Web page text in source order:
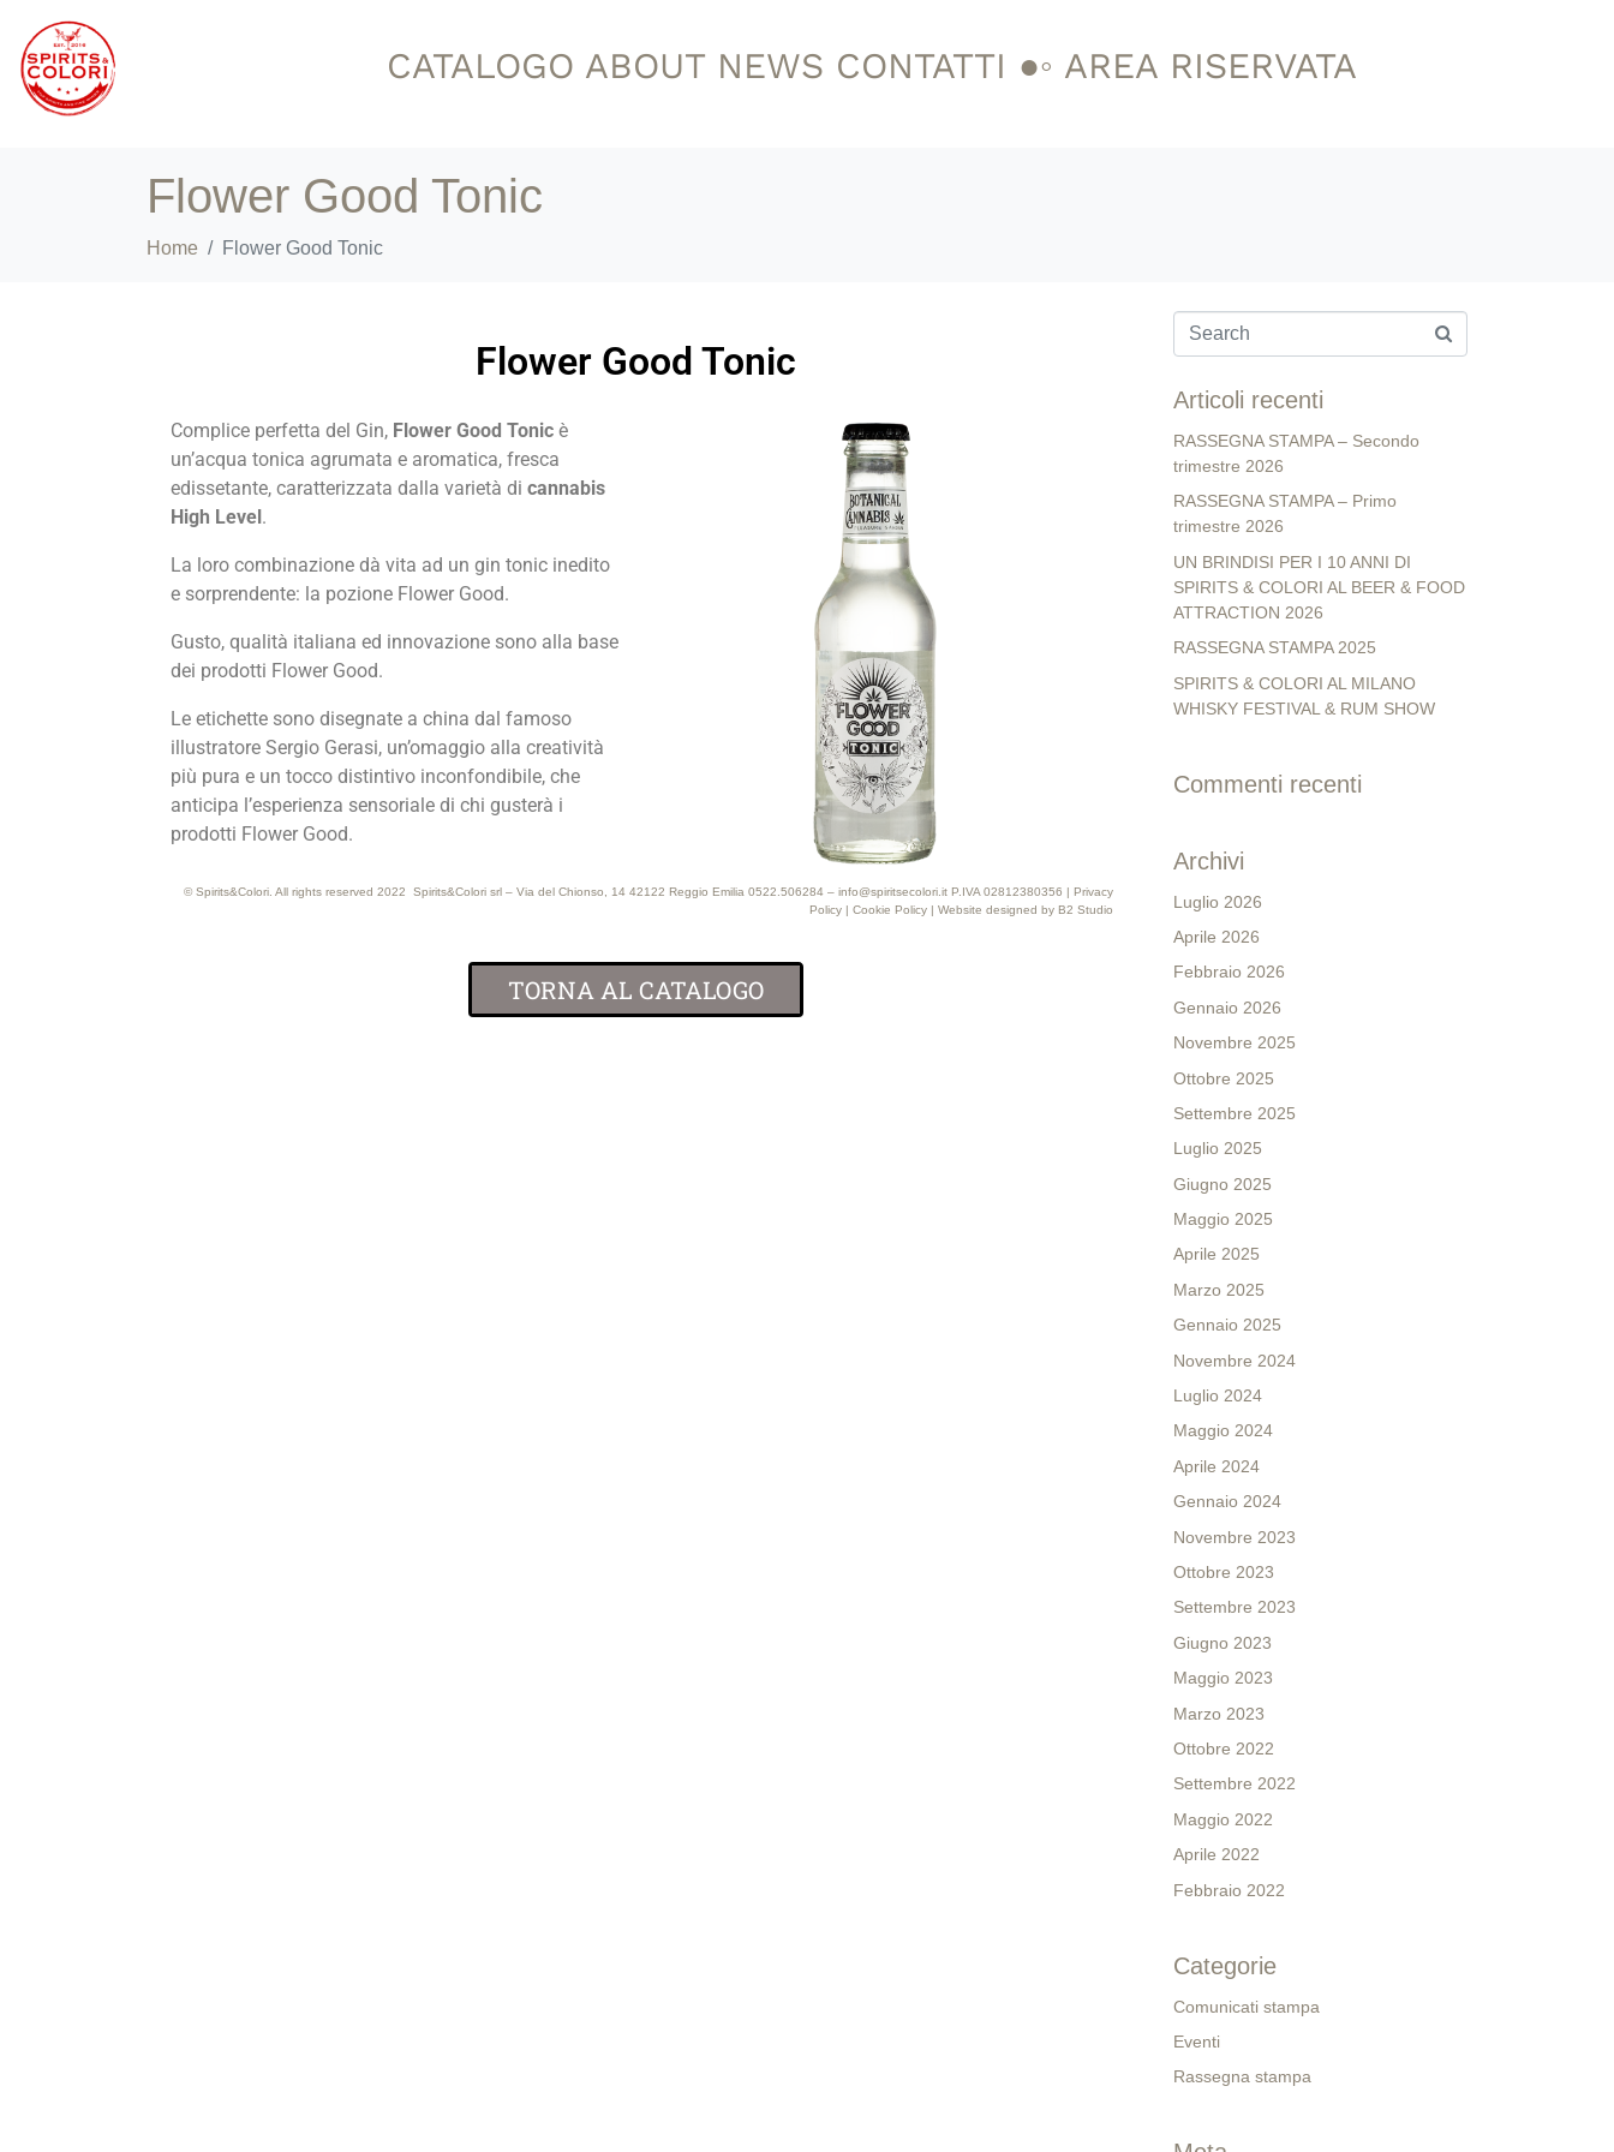
CATALOGO ABOUT NEWS CONTATTI ●◦ AREA RISERVATA
Flower Good Tonic
Home Flower Good Tonic
Flower Good Tonic
Complice perfetta del Gin, Flower Good Tonic è
un’acqua tonica agrumata e aromatica, fresca
edissetante, caratterizzata dalla varietà di cannabis
High Level.
La loro combinazione dà vita ad un gin tonic inedito
e sorprendente: la pozione Flower Good.
Gusto, qualità italiana ed innovazione sono alla base
dei prodotti Flower Good.
Le etichette sono disegnate a china dal famoso
illustratore Sergio Gerasi, un’omaggio alla creatività
più pura e un tocco distintivo inconfondibile, che
anticipa l’esperienza sensoriale di chi gusterà i
prodotti Flower Good.
© Spirits&Colori. All rights reserved 2022 Spirits&Colori srl – Via del Chionso, 14 42122 Reggio Emilia 0522.506284 – info@spiritsecolori.it P.IVA 02812380356 | Privacy
Policy | Cookie Policy | Website designed by B2 Studio
TORNA AL CATALOGO
Articoli recenti
RASSEGNA STAMPA – Secondo
trimestre 2026
RASSEGNA STAMPA – Primo
trimestre 2026
UN BRINDISI PER I 10 ANNI DI
SPIRITS & COLORI AL BEER & FOOD
ATTRACTION 2026
RASSEGNA STAMPA 2025
SPIRITS & COLORI AL MILANO
WHISKY FESTIVAL & RUM SHOW
Commenti recenti
Archivi
Luglio 2026
Aprile 2026
Febbraio 2026
Gennaio 2026
Novembre 2025
Ottobre 2025
Settembre 2025
Luglio 2025
Giugno 2025
Maggio 2025
Aprile 2025
Marzo 2025
Gennaio 2025
Novembre 2024
Luglio 2024
Maggio 2024
Aprile 2024
Gennaio 2024
Novembre 2023
Ottobre 2023
Settembre 2023
Giugno 2023
Maggio 2023
Marzo 2023
Ottobre 2022
Settembre 2022
Maggio 2022
Aprile 2022
Febbraio 2022
Categorie
Comunicati stampa
Eventi
Rassegna stampa